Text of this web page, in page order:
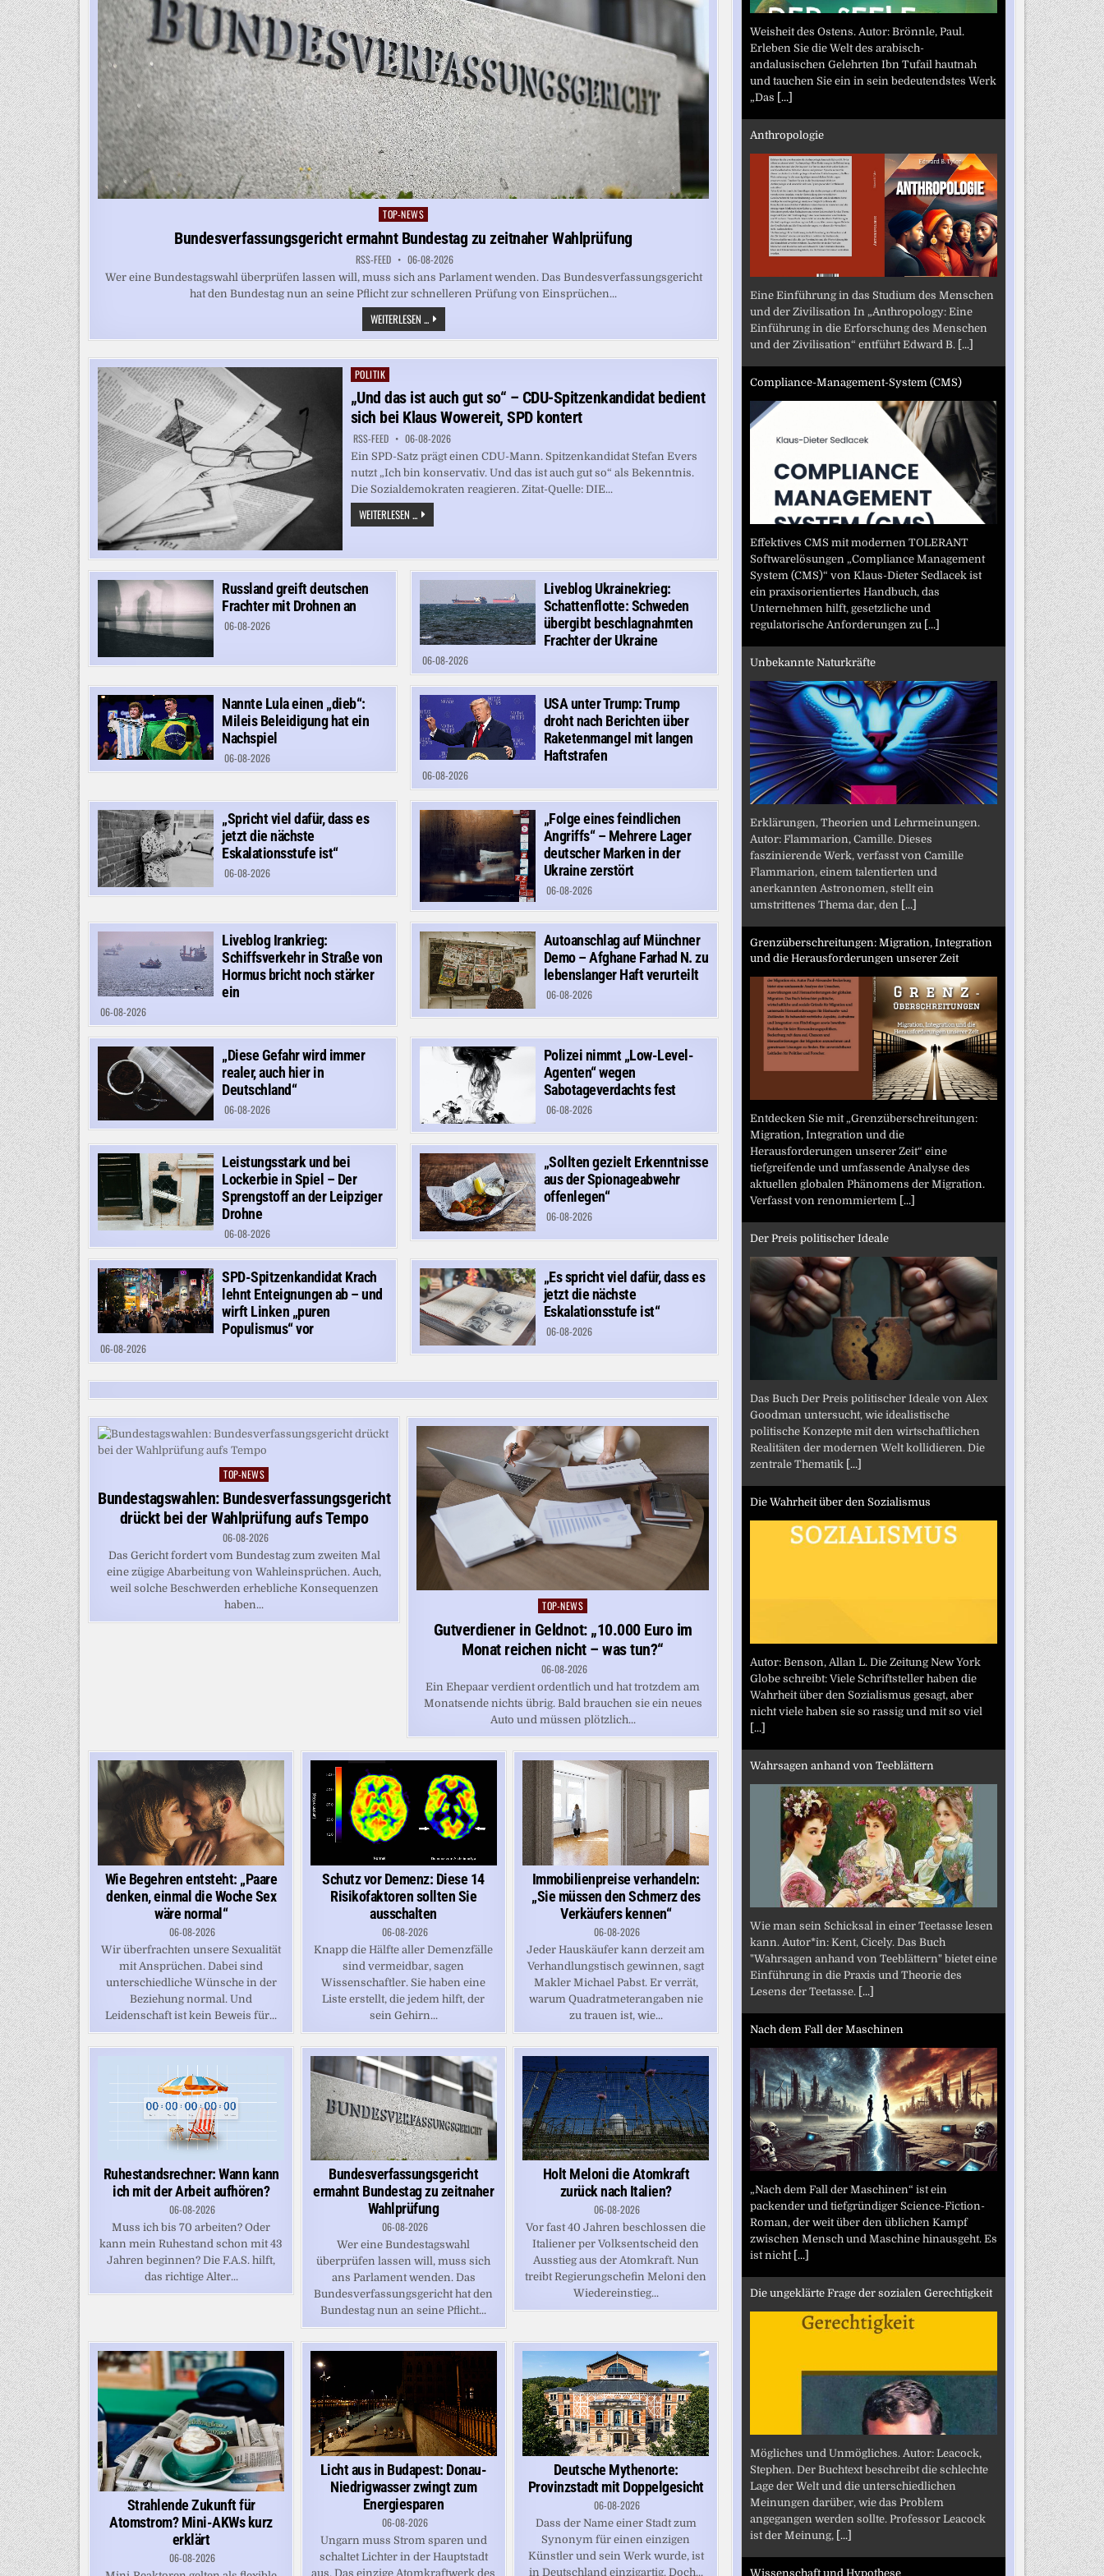
Posted
in
TOP-NEWS
Bundesverfassungsgericht ermahnt Bundestag zu zeitnaher Wahlprüfung
RSS-FEED 06-08-2026
Wer eine Bundestagswahl überprüfen lassen will, muss sich ans Parlament wenden. Das Bundesverfassungsgericht
hat den Bundestag nun an seine Pflicht zur schnelleren Prüfung von Einsprüchen...
WEITERLESEN ... BUNDESVERFASSUNGSGERICHT
ERMAHNT
BUNDESTAG
ZEITNAHER
Posted
in
POLITIK
„Und das ist auch gut so“ – CDU-Spitzenkandidat bedient
sich bei Klaus Wowereit, SPD kontert
RSS-FEED 06-08-2026
Ein SPD-Satz prägt einen CDU-Mann. Spitzenkandidat Stefan Evers
nutzt „Ich bin konservativ. Und das ist auch gut so“ als Bekenntnis.
Die Sozialdemokraten reagieren. Zitat-Quelle: DIE...
WEITERLESEN ... „UND
DAS
GUT
–
SPITZENKANDIDAT
BEDIENT
SICH
BEI
KLAUS
SPD
KONTERT
Russland greift deutschen
Frachter mit Drohnen an
06-08-2026
Liveblog Ukrainekrieg:
Schattenflotte: Schweden
übergibt beschlagnahmten
Frachter der Ukraine
06-08-2026
Nannte Lula einen „dieb“:
Mileis Beleidigung hat ein
Nachspiel
06-08-2026
USA unter Trump: Trump
droht nach Berichten über
Raketenmangel mit langen
Haftstrafen
06-08-2026
„Spricht viel dafür, dass es
jetzt die nächste
Eskalationsstufe ist“
06-08-2026
„Folge eines feindlichen
Angriffs“ – Mehrere Lager
deutscher Marken in der
Ukraine zerstört
06-08-2026
Liveblog Irankrieg:
Schiffsverkehr in Straße von
Hormus bricht noch stärker
ein
06-08-2026
Autoanschlag auf Münchner
Demo – Afghane Farhad N. zu
lebenslanger Haft verurteilt
06-08-2026
„Diese Gefahr wird immer
realer, auch hier in
Deutschland“
06-08-2026
Polizei nimmt „Low-Level-
Agenten“ wegen
Sabotageverdachts fest
06-08-2026
Leistungsstark und bei
Lockerbie in Spiel – Der
Sprengstoff an der Leipziger
Drohne
06-08-2026
„Sollten gezielt Erkenntnisse
aus der Spionageabwehr
offenlegen“
06-08-2026
SPD-Spitzenkandidat Krach
lehnt Enteignungen ab – und
wirft Linken „puren
Populismus“ vor
06-08-2026
„Es spricht viel dafür, dass es
jetzt die nächste
Eskalationsstufe ist“
06-08-2026
Posted
in
TOP-NEWS
Bundestagswahlen: Bundesverfassungsgericht
drückt bei der Wahlprüfung aufs Tempo
06-08-2026
Das Gericht fordert vom Bundestag zum zweiten Mal
eine zügige Abarbeitung von Wahleinsprüchen. Auch,
weil solche Beschwerden erhebliche Konsequenzen
haben...
Posted
in
TOP-NEWS
Gutverdiener in Geldnot: „10.000 Euro im
Monat reichen nicht – was tun?“
06-08-2026
Ein Ehepaar verdient ordentlich und hat trotzdem am
Monatsende nichts übrig. Bald brauchen sie ein neues
Auto und müssen plötzlich...
Wie Begehren entsteht: „Paare
denken, einmal die Woche Sex
wäre normal“
06-08-2026
Wir überfrachten unsere Sexualität
mit Ansprüchen. Dabei sind
unterschiedliche Wünsche in der
Beziehung normal. Und
Leidenschaft ist kein Beweis für...
Schutz vor Demenz: Diese 14
Risikofaktoren sollten Sie
ausschalten
06-08-2026
Knapp die Hälfte aller Demenzfälle
sind vermeidbar, sagen
Wissenschaftler. Sie haben eine
Liste erstellt, die jedem hilft, der
sein Gehirn...
Immobilienpreise verhandeln:
„Sie müssen den Schmerz des
Verkäufers kennen“
06-08-2026
Jeder Hauskäufer kann derzeit am
Verhandlungstisch gewinnen, sagt
Makler Michael Pabst. Er verrät,
warum Quadratmeterangaben nie
zu trauen ist, wie...
Ruhestandsrechner: Wann kann
ich mit der Arbeit aufhören?
06-08-2026
Muss ich bis 70 arbeiten? Oder
kann mein Ruhestand schon mit 43
Jahren beginnen? Die F.A.S. hilft,
das richtige Alter...
Bundesverfassungsgericht
ermahnt Bundestag zu zeitnaher
Wahlprüfung
06-08-2026
Wer eine Bundestagswahl
überprüfen lassen will, muss sich
ans Parlament wenden. Das
Bundesverfassungsgericht hat den
Bundestag nun an seine Pflicht...
Holt Meloni die Atomkraft
zurück nach Italien?
06-08-2026
Vor fast 40 Jahren beschlossen die
Italiener per Volksentscheid den
Ausstieg aus der Atomkraft. Nun
treibt Regierungschefin Meloni den
Wiedereinstieg...
Strahlende Zukunft für
Atomstrom? Mini-AKWs kurz
erklärt
06-08-2026
Licht aus in Budapest: Donau-
Niedrigwasser zwingt zum
Energiesparen
06-08-2026
Ungarn muss Strom sparen und
schaltet Lichter in der Hauptstadt
aus. Das einzige Atomkraftwerk des
Deutsche Mythenorte:
Provinzstadt mit Doppelgesicht
06-08-2026
Dass der Name einer Stadt zum
Synonym für einen einzigen
Künstler und sein Werk wurde, ist
in Deutschland einzigartig. Doch...
Weisheit des Ostens. Autor: Brönnle, Paul.
Erleben Sie die Welt des arabisch-
andalusischen Gelehrten Ibn Tufail hautnah
und tauchen Sie ein in sein bedeutendstes Werk
„Das [...]
Anthropologie
Eine Einführung in das Studium des Menschen
und der Zivilisation In „Anthropology: Eine
Einführung in die Erforschung des Menschen
und der Zivilisation“ entführt Edward B. [...]
Compliance-Management-System (CMS)
Effektives CMS mit modernen TOLERANT
Softwarelösungen „Compliance Management
System (CMS)“ von Klaus-Dieter Sedlacek ist
ein praxisorientiertes Handbuch, das
Unternehmen hilft, gesetzliche und
regulatorische Anforderungen zu [...]
Unbekannte Naturkräfte
Erklärungen, Theorien und Lehrmeinungen.
Autor: Flammarion, Camille. Dieses
faszinierende Werk, verfasst von Camille
Flammarion, einem talentierten und
anerkannten Astronomen, stellt ein
umstrittenes Thema dar, den [...]
Grenzüberschreitungen: Migration, Integration
und die Herausforderungen unserer Zeit
Entdecken Sie mit „Grenzüberschreitungen:
Migration, Integration und die
Herausforderungen unserer Zeit“ eine
tiefgreifende und umfassende Analyse des
aktuellen globalen Phänomens der Migration.
Verfasst von renommiertem [...]
Der Preis politischer Ideale
Das Buch Der Preis politischer Ideale von Alex
Goodman untersucht, wie idealistische
politische Konzepte mit den wirtschaftlichen
Realitäten der modernen Welt kollidieren. Die
zentrale Thematik [...]
Die Wahrheit über den Sozialismus
Autor: Benson, Allan L. Die Zeitung New York
Globe schreibt: Viele Schriftsteller haben die
Wahrheit über den Sozialismus gesagt, aber
nicht viele haben sie so rassig und mit so viel
[...]
Wahrsagen anhand von Teeblättern
Wie man sein Schicksal in einer Teetasse lesen
kann. Autor*in: Kent, Cicely. Das Buch
"Wahrsagen anhand von Teeblättern" bietet eine
Einführung in die Praxis und Theorie des
Lesens der Teetasse. [...]
Nach dem Fall der Maschinen
„Nach dem Fall der Maschinen“ ist ein
packender und tiefgründiger Science-Fiction-
Roman, der weit über den üblichen Kampf
zwischen Mensch und Maschine hinausgeht. Es
ist nicht [...]
Die ungeklärte Frage der sozialen Gerechtigkeit
Mögliches und Unmögliches. Autor: Leacock,
Stephen. Der Buchtext beschreibt die schlechte
Lage der Welt und die unterschiedlichen
Meinungen darüber, wie das Problem
angegangen werden sollte. Professor Leacock
ist der Meinung, [...]
Wissenschaft und Hypothese